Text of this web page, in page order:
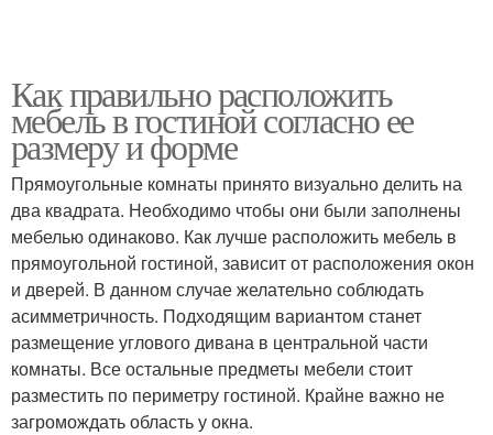
Как правильно расположить
мебель в гостиной согласно ее
размеру и форме
Прямоугольные комнаты принято визуально делить на
два квадрата. Необходимо чтобы они были заполнены
мебелью одинаково. Как лучше расположить мебель в
прямоугольной гостиной, зависит от расположения окон
и дверей. В данном случае желательно соблюдать
асимметричность. Подходящим вариантом станет
размещение углового дивана в центральной части
комнаты. Все остальные предметы мебели стоит
разместить по периметру гостиной. Крайне важно не
загромождать область у окна.